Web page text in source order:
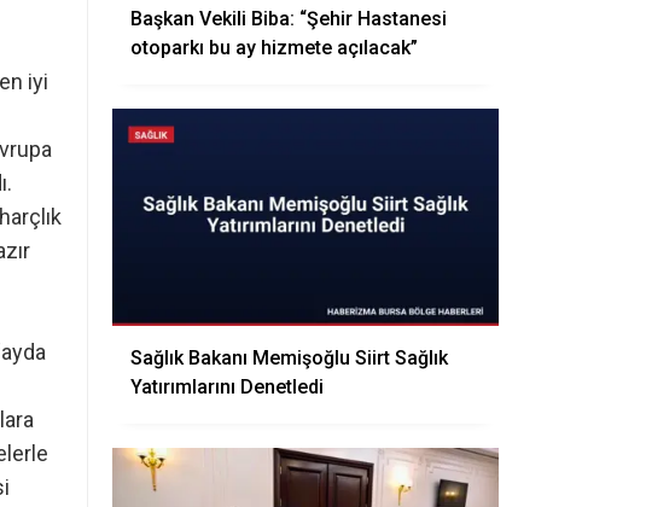
iyi
Başkan Vekili Biba: “Şehir Hastanesi
otoparkı bu ay hizmete açılacak”
Sağlık Bakanı Memişoğlu Siirt Sağlık
Yatırımlarını Denetledi